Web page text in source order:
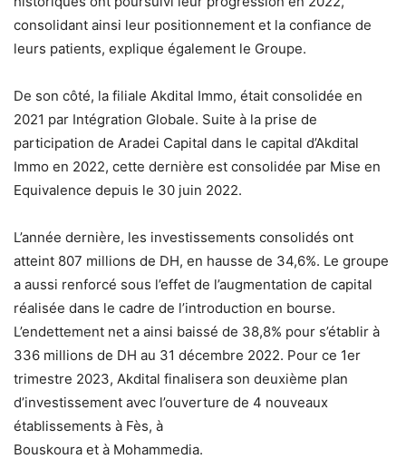
consolidant ainsi leur positionnement et la confiance de
leurs patients, explique également le Groupe.
De son côté, la filiale Akdital Immo, était consolidée en
2021 par Intégration Globale. Suite à la prise de
participation de Aradei Capital dans le capital d’Akdital
Immo en 2022, cette dernière est consolidée par Mise en
Equivalence depuis le 30 juin 2022.
L’année dernière, les investissements consolidés ont
atteint 807 millions de DH, en hausse de 34,6%. Le groupe
a aussi renforcé sous l’effet de l’augmentation de capital
réalisée dans le cadre de l’introduction en bourse.
L’endettement net a ainsi baissé de 38,8% pour s’établir à
336 millions de DH au 31 décembre 2022. Pour ce 1er
trimestre 2023, Akdital finalisera son deuxième plan
d’investissement avec l’ouverture de 4 nouveaux
établissements à Fès, à
Bouskoura et à Mohammedia.